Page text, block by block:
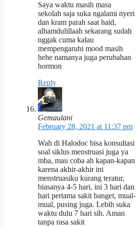
Saya waktu masih masa
sekolah saja suka ngalami nyeri
dan kram parah saat haid,
alhamdulillaah sekarang sudah
nggak cuma kalau
mempengaruhi mood masih
hehe namanya juga perubahan
hormon
Reply
Gemaulani
February 28, 2021 at 11:37 pm
Wah di Halodoc bisa konsultasi
soal siklus menstruasi juga ya
mba, mau coba ah kapan-kapan
karena akhir-akhir ini
menstruasiku kurang teratur,
biasanya 4-5 hari, ini 3 hari dan
hari pertama sakit banget, mual-
mual, pusing juga. Lebih suka
waktu dulu 7 hari sih. Aman
tanpa rasa sakit